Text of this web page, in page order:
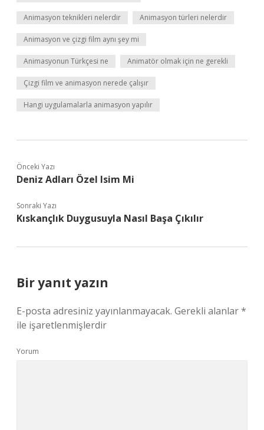
Animasyon teknikleri nelerdir Animasyon türleri nelerdir
Animasyon ve çizgi film aynı şey mi
Animasyonun Türkçesi ne Animatör olmak için ne gerekli
Çizgi film ve animasyon nerede çalışır
Hangi uygulamalarla animasyon yapılır
Önceki Yazı
Deniz Adları Özel Isim Mi
Sonraki Yazı
Kıskançlık Duygusuyla Nasıl Başa Çıkılır
Bir yanıt yazın
E-posta adresiniz yayınlanmayacak. Gerekli alanlar*
ile işaretlenmişlerdir
Yorum